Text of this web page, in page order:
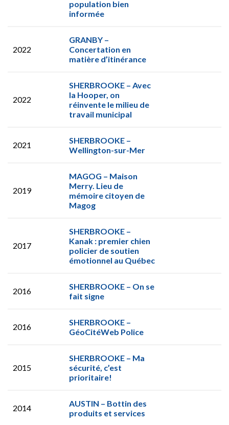
population bien
informée
2022
GRANBY –
Concertation en
matière d’itinérance
2022
SHERBROOKE – Avec
la Hooper, on
réinvente le milieu de
travail municipal
2021
SHERBROOKE –
Wellington-sur-Mer
2019
MAGOG – Maison
Merry. Lieu de
mémoire citoyen de
Magog
2017
SHERBROOKE –
Kanak : premier chien
policier de soutien
émotionnel au Québec
2016
SHERBROOKE – On se
fait signe
2016
SHERBROOKE –
GéoCitéWeb Police
2015
SHERBROOKE – Ma
sécurité, c’est
prioritaire!
2014
AUSTIN – Bottin des
produits et services